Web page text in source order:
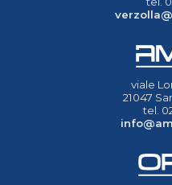
viale
21047
tel.